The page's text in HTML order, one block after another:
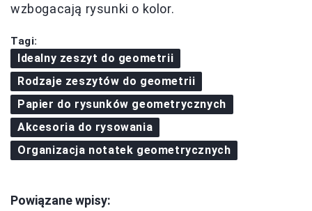
wzbogacają rysunki o kolor.
Tagi:
Idealny zeszyt do geometrii
Rodzaje zeszytów do geometrii
Papier do rysunków geometrycznych
Akcesoria do rysowania
Organizacja notatek geometrycznych
Powiązane wpisy: